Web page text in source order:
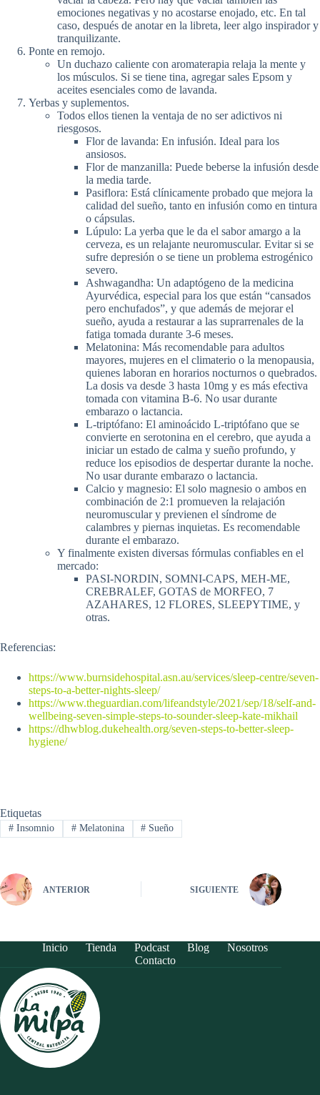
emociones negativas y no acostarse enojado, etc. En tal
caso, después de anotar en la libreta, leer algo inspirador y
tranquilizante.
Ponte en remojo.
Un duchazo caliente con aromaterapia relaja la mente y
los músculos. Si se tiene tina, agregar sales Epsom y
aceites esenciales como de lavanda.
Yerbas y suplementos.
Todos ellos tienen la ventaja de no ser adictivos ni
riesgosos.
Flor de lavanda: En infusión. Ideal para los
ansiosos.
Flor de manzanilla: Puede beberse la infusión desde
la media tarde.
Pasiflora: Está clínicamente probado que mejora la
calidad del sueño, tanto en infusión como en tintura
o cápsulas.
Lúpulo: La yerba que le da el sabor amargo a la
cerveza, es un relajante neuromuscular. Evitar si se
sufre depresión o se tiene un problema estrogénico
severo.
Ashwagandha: Un adaptógeno de la medicina
Ayurvédica, especial para los que están “cansados
pero enchufados”, y que además de mejorar el
sueño, ayuda a restaurar a las suprarrenales de la
fatiga tomada durante 3-6 meses.
Melatonina: Más recomendable para adultos
mayores, mujeres en el climaterio o la menopausia,
quienes laboran en horarios nocturnos o quebrados.
La dosis va desde 3 hasta 10mg y es más efectiva
tomada con vitamina B-6. No usar durante
embarazo o lactancia.
L-triptófano: El aminoácido L-triptófano que se
convierte en serotonina en el cerebro, que ayuda a
iniciar un estado de calma y sueño profundo, y
reduce los episodios de despertar durante la noche.
No usar durante embarazo o lactancia.
Calcio y magnesio: El solo magnesio o ambos en
combinación de 2:1 promueven la relajación
neuromuscular y previenen el síndrome de
calambres y piernas inquietas. Es recomendable
durante el embarazo.
Y finalmente existen diversas fórmulas confiables en el
mercado:
PASI-NORDIN, SOMNI-CAPS, MEH-ME,
CREBRALEF, GOTAS de MORFEO, 7
AZAHARES, 12 FLORES, SLEEPYTIME, y
otras.
Referencias:
https://www.burnsidehospital.asn.au/services/sleep-centre/seven-
steps-to-a-better-nights-sleep/
https://www.theguardian.com/lifeandstyle/2021/sep/18/self-and-
wellbeing-seven-simple-steps-to-sounder-sleep-kate-mikhail
https://dhwblog.dukehealth.org/seven-steps-to-better-sleep-
hygiene/
Etiquetas
#Insomnio #Melatonina # Sueño
ANTERIOR SIGUIENTE
Inicio Tienda Podcast Blog
Nosotros
Contacto